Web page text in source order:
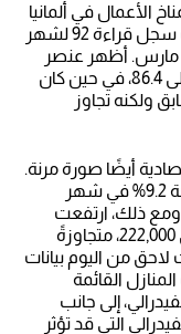
الأعمال في ألمانيا
الذي أجراه معهد إيفو فاق التوقعات، حيث سجل قراءة 92 لشهر
مارس. أظهر عنصر
الوضع الحالي ارتفاعًا، حيث ارتفع من 85.7 إلى 86.4، في حين كان
ولكنه تجاوز
أيضًا صورة مرنة.
فقد ارتفعت طلبيات السلع المعمرة بنسبة 9.2% في شهر
2% المتوقعة. ومع ذلك، ارتفعت
مطالبات البطالة الأولية بشكل طفيف إلى 222,000، متجاوزةً
من اليوم بيانات
القائمة
إلى جانب
التي قد تؤثر